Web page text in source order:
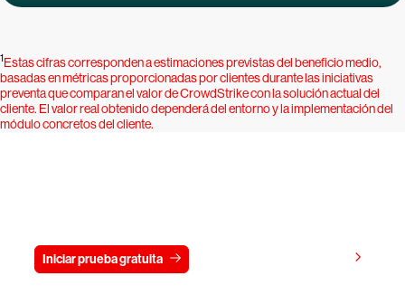
1Estas cifras corresponden a estimaciones previstas del beneficio medio,
basadas en métricas proporcionadas por clientes durante las iniciativas
preventa que comparan el valor de CrowdStrike con la solución actual del
cliente. El valor real obtenido dependerá del entorno y la implementación del
módulo concretos del cliente.
Iniciar prueba gratuita